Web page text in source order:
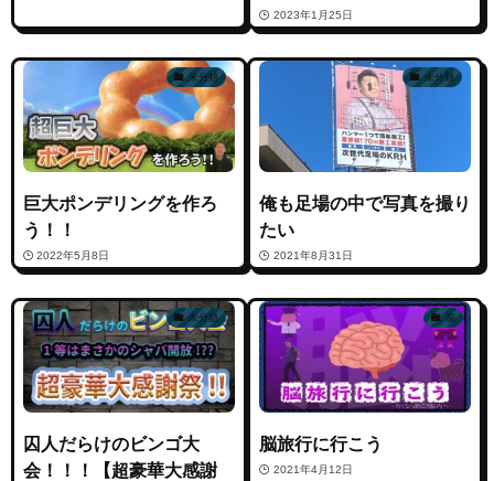
2023年1月25日
未分類
巨大ポンデリングを作ろ
う！！
2022年5月8日
未分類
俺も足場の中で写真を撮り
たい
2021年8月31日
未分類
囚人だらけのビンゴ大
会！！！【超豪華大感謝
脳
脳旅行に行こう
2021年4月12日